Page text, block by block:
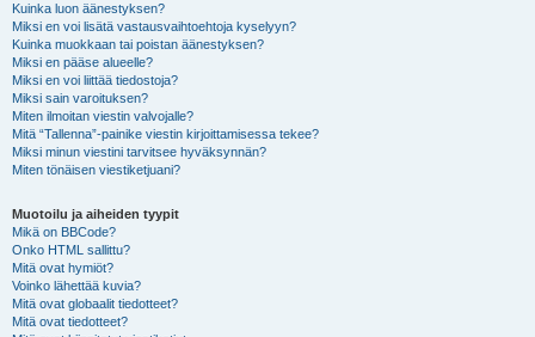
Kuinka luon äänestyksen?
Miksi en voi lisätä vastausvaihtoehtoja kyselyyn?
Kuinka muokkaan tai poistan äänestyksen?
Miksi en pääse alueelle?
Miksi en voi liittää tiedostoja?
Miksi sain varoituksen?
Miten ilmoitan viestin valvojalle?
Mitä “Tallenna”-painike viestin kirjoittamisessa tekee?
Miksi minun viestini tarvitsee hyväksynnän?
Miten tönäisen viestiketjuani?
Muotoilu ja aiheiden tyypit
Mikä on BBCode?
Onko HTML sallittu?
Mitä ovat hymiöt?
Voinko lähettää kuvia?
Mitä ovat globaalit tiedotteet?
Mitä ovat tiedotteet?